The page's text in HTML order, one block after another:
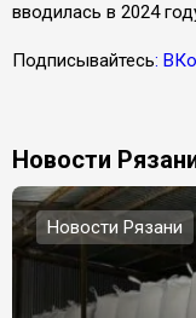
вводилась в 2024
Подписывайтесь:
Новости
Новости Рязани